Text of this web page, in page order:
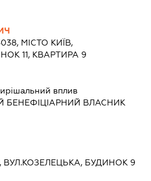
МІСТО КИЇВ,
11, КВАРТИРА 9
вплив
БЕНЕФІЦІАРНИЙ ВЛАСНИК
ВУЛ.КОЗЕЛЕЦЬКА, БУДИНОК 9